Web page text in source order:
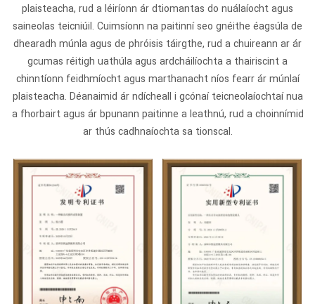
plaisteacha, rud a léiríonn ár dtiomantas do nuálaíocht agus
saineolas teicniúil. Cuimsíonn na paitinní seo gnéithe éagsúla de
dhearadh múnla agus de phróisis táirgthe, rud a chuireann ar ár
gcumas réitigh uathúla agus ardcháilíochta a thairiscint a
chinntíonn feidhmíocht agus marthanacht níos fearr ár múnlaí
plaisteacha. Déanaimid ár ndícheall i gcónaí teicneolaíochtaí nua
a fhorbairt agus ár bpunann paitinne a leathnú, rud a choinnímid
ar thús cadhnaíochta sa tionscal.